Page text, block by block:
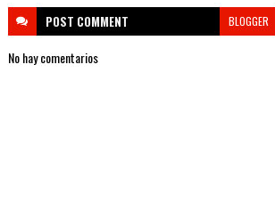
POST COMMENT BLOGGER
No hay comentarios